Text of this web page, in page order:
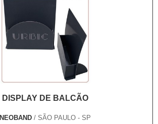
DISPLAY DE BALCÃO
NEOBAND/ SÃO PAULO - SP